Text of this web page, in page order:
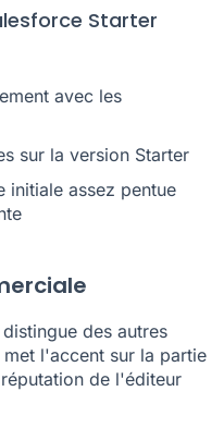
Starter
avec les
sur la version Starter
initiale assez pentue
des autres
l'accent sur la partie
de l'éditeur